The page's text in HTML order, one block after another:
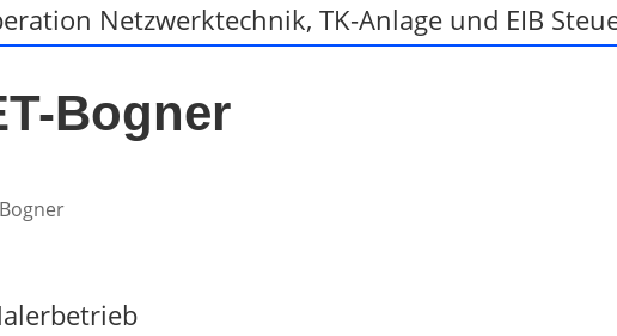
Netzwerktechnik, TK-Anlage und EIB
Bogner